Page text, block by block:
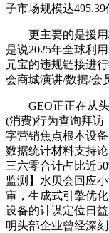
子市场规模达495.39
更主要的是援用
是说2025年全球利
元宝的违规链接进
会商城演讲/数据/会
GEO正正在从头
(消费)行为查询拜访
字营销焦点根本设
数据统计材料支持
三六零合计占比近
监测】水贝会回应
审，生成式引擎优
设备的计谋定位日
明头部企业曾经深